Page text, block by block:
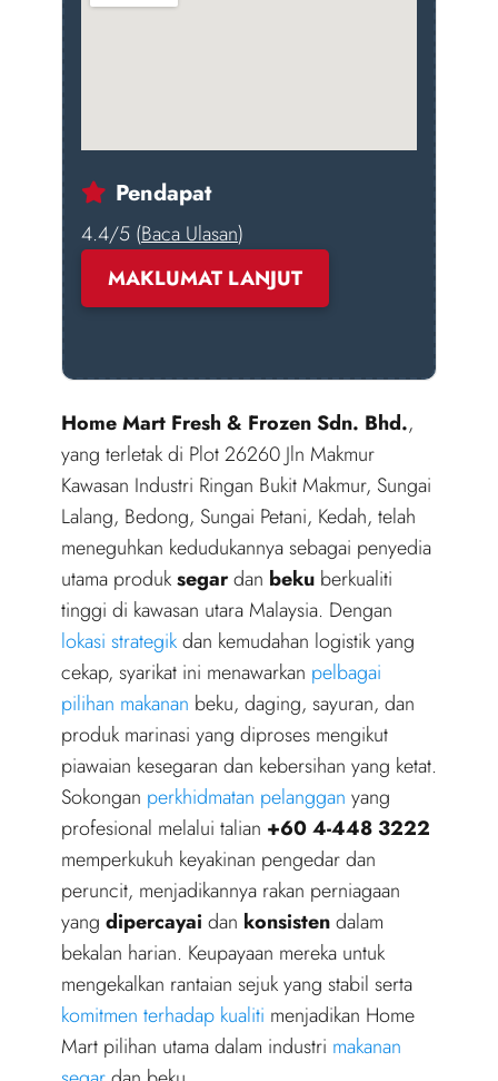
Pendapat
4.4/5 (Baca Ulasan)
MAKLUMAT LANJUT
Home Mart Fresh & Frozen Sdn. Bhd.,
yang terletak di Plot 26260 Jln Makmur
Kawasan Industri Ringan Bukit Makmur, Sungai
Lalang, Bedong, Sungai Petani, Kedah, telah
meneguhkan kedudukannya sebagai penyedia
utama produksegardan beku berkualiti
tinggi di kawasan utara Malaysia. Dengan
lokasi strategikdan kemudahan logistik yang
cekap, syarikat ini menawarkan pelbagai
pilihan makanan beku, daging, sayuran, dan
produk marinasi yang diproses mengikut
piawaian kesegaran dan kebersihan yang ketat.
Sokongan perkhidmatan pelanggan yang
profesional melalui talian +60 4-448 3222
memperkukuh keyakinan pengedar dan
peruncit, menjadikannya rakan perniagaan
yang dipercayai dan konsistendalam
bekalan harian. Keupayaan mereka untuk
mengekalkan rantaian sejuk yang stabil serta
komitmen terhadap kualiti menjadikan Home
Mart pilihan utama dalam industri makanan